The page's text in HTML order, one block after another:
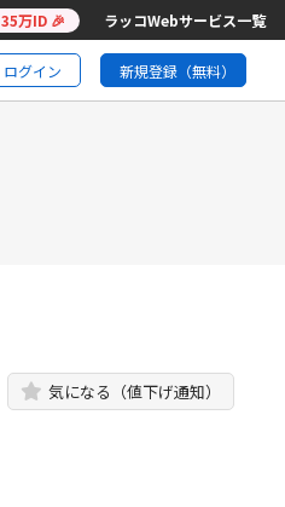
35万ID 🎉 ラッコWebサービス一覧
ログイン 新規登録（無料）
気になる（値下げ通知）